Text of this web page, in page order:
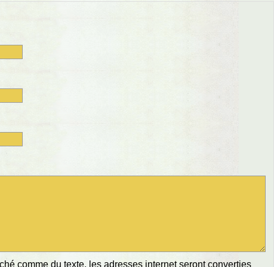
comme du texte, les adresses internet seront converties